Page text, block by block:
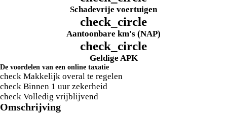
Schadevrije voertuigen
check_circle
Aantoonbare km's (NAP)
check_circle
Geldige APK
De voordelen van een online taxatie
check Makkelijk overal te regelen
check Binnen 1 uur zekerheid
check Volledig vrijblijvend
Omschrijving